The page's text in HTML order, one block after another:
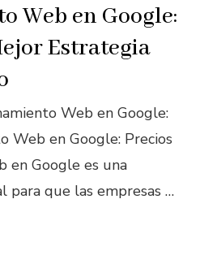
Web en Google:
Estrategia
Web en Google:
Web en Google: Precios
en Google es una
para que las empresas …